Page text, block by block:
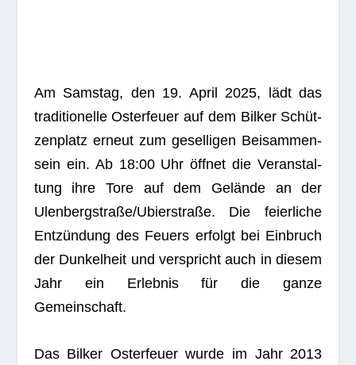
Am Sams­tag, den 19. April 2025, lädt das
tra­di­tio­nelle Oster­feuer auf dem Bil­ker Schüt­
zen­platz erneut zum gesel­li­gen Bei­sam­men­
sein ein. Ab 18:00 Uhr öff­net die Ver­an­stal­
tung ihre Tore auf dem Gelände an der
Ulenbergstraße/Ubierstraße. Die fei­er­li­che
Ent­zün­dung des Feu­ers erfolgt bei Ein­bruch
der Dun­kel­heit und ver­spricht auch in die­sem
Jahr ein Erleb­nis für die ganze
Gemeinschaft.
Das Bil­ker Oster­feuer wurde im Jahr 2013